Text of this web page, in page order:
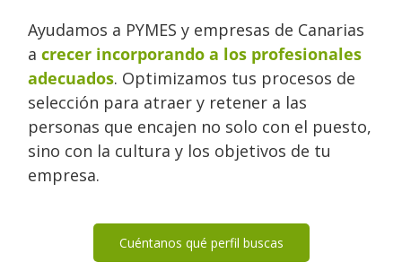
CONTACTA CON
Ayudamos a PYMES y empresas de Canarias
acrecer incorporando a los profesionales
adecuados. Optimizamos tus procesos de
selección para atraer y retener a las
personas que encajen no solo con el puesto,
sino con la cultura y los objetivos de tu
empresa.
Cuéntanos qué perfil buscas